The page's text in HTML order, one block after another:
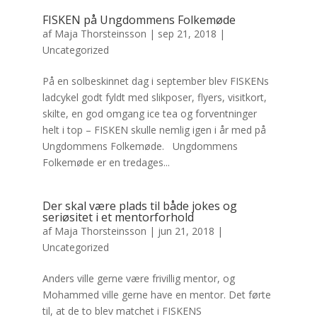
FISKEN på Ungdommens Folkemøde
af Maja Thorsteinsson | sep 21, 2018 |
Uncategorized
På en solbeskinnet dag i september blev FISKENs
ladcykel godt fyldt med slikposer, flyers, visitkort,
skilte, en god omgang ice tea og forventninger
helt i top – FISKEN skulle nemlig igen i år med på
Ungdommens Folkemøde. Ungdommens
Folkemøde er en tredages...
Der skal være plads til både jokes og
seriøsitet i et mentorforhold
af Maja Thorsteinsson | jun 21, 2018 |
Uncategorized
Anders ville gerne være frivillig mentor, og
Mohammed ville gerne have en mentor. Det førte
til, at de to blev matchet i FISKENS